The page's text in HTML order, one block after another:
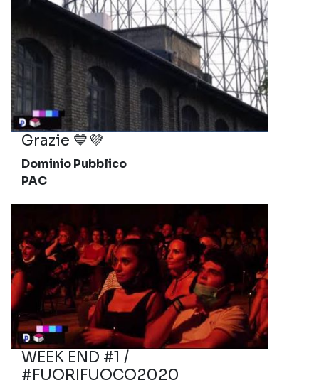
Grazie 💙💜
Dominio Pubblico
PAC
WEEK END #1 /
#FUORIFUOCO2020